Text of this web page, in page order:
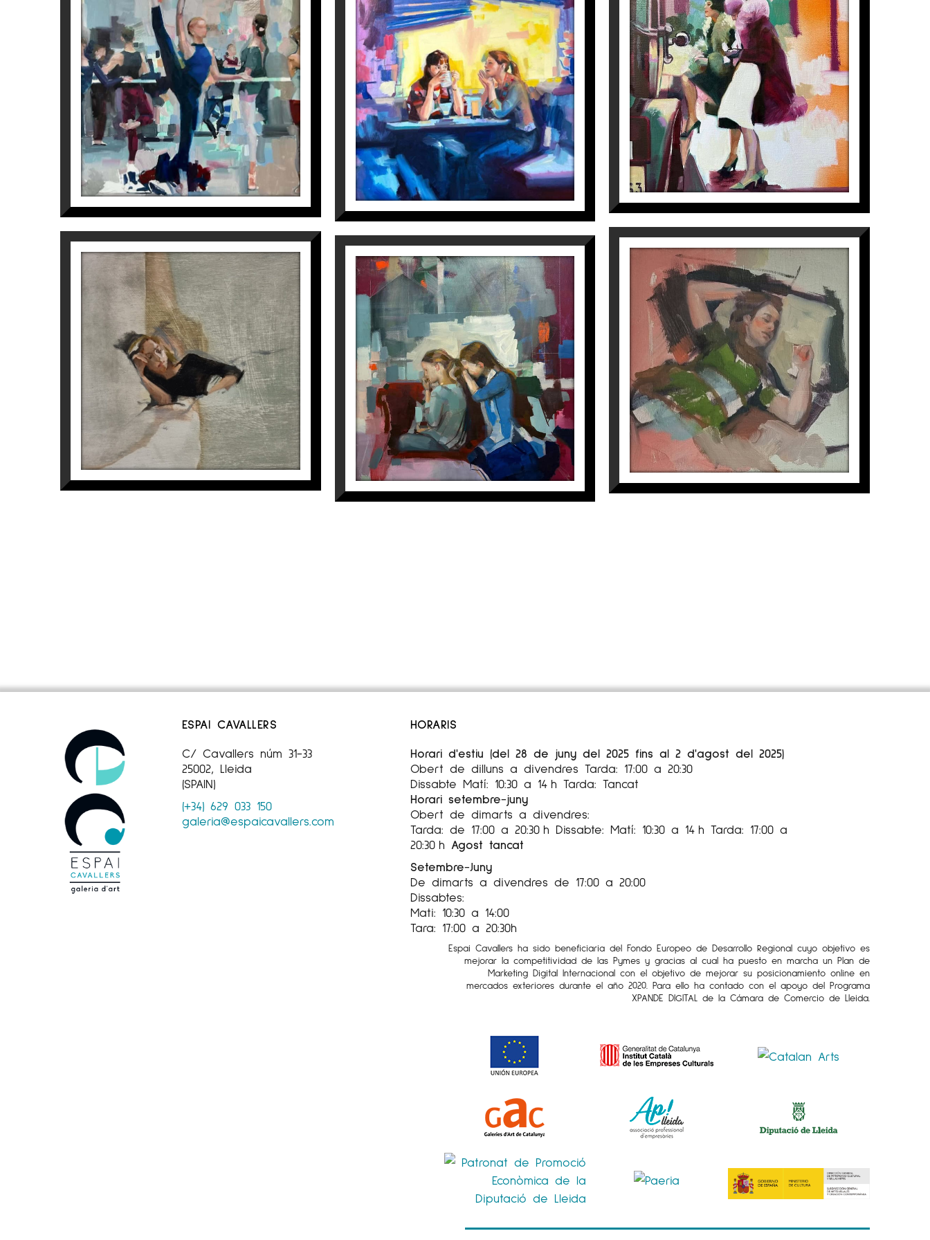
ASSAIG
Cristina Blanch
1.850€
DORMIDES 2
Cristina Blanch
400 €
AMISTAD II
Cristina Blanch
2.500€
LES NENES
Cristina Blanch
1.850€
TAXI
Cristina Blanch
595 €
DORMIDES III
Cristina Blanch
400€
ESPAI CAVALLERS
C/ Cavallers núm 31-33
25002, Lleida
(SPAIN)
(+34) 629 033 150
galeria@espaicavallers.com
HORARIS
Horari d'estiu (del 28 de juny del 2025 fins al 2 d'agost del 2025)
Obert de dilluns a divendres Tarda: 17:00 a 20:30
Dissabte Matí: 10:30 a 14 h Tarda: Tancat
Horari setembre-juny
Obert de dimarts a divendres:
Tarda: de 17:00 a 20:30 h Dissabte: Matí: 10:30 a 14 h Tarda: 17:00 a
20:30 h Agost tancat
Setembre-Juny
De dimarts a divendres de 17:00 a 20:00
Dissabtes:
Mati: 10:30 a 14:00
Tara: 17:00 a 20:30h
Espai Cavallers ha sido beneficiaria del Fondo Europeo de Desarrollo Regional cuyo objetivo es
mejorar la competitividad de las Pymes y gracias al cual ha puesto en marcha un Plan de
Marketing Digital Internacional con el objetivo de mejorar su posicionamiento online en
mercados exteriores durante el año 2020. Para ello ha contado con el apoyo del Programa
XPANDE DIGITAL de la Cámara de Comercio de Lleida.